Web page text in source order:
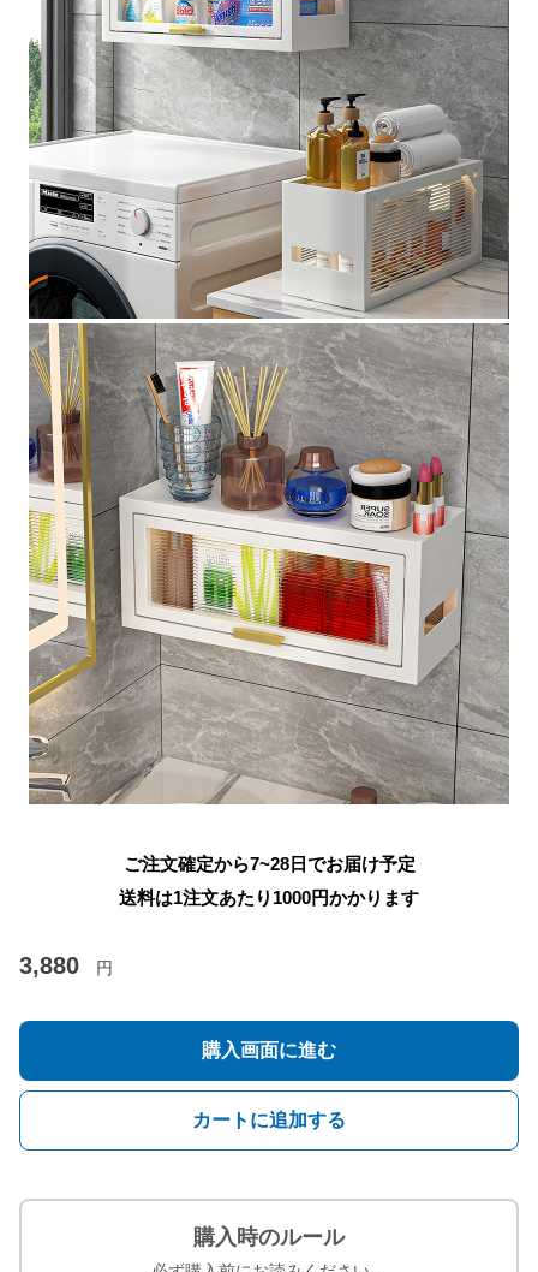
ご注文確定から7~28日でお届け予定
送料は1注文あたり 1000円かかります
3,880 円
購入画面に進む
カートに追加する
購入時のルール